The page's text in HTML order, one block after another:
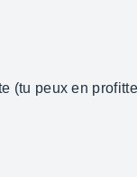
(tu peux en